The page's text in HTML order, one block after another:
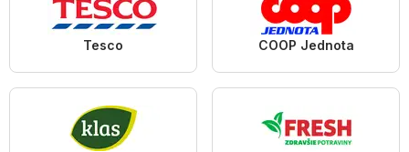
Tesco COOP Jednota